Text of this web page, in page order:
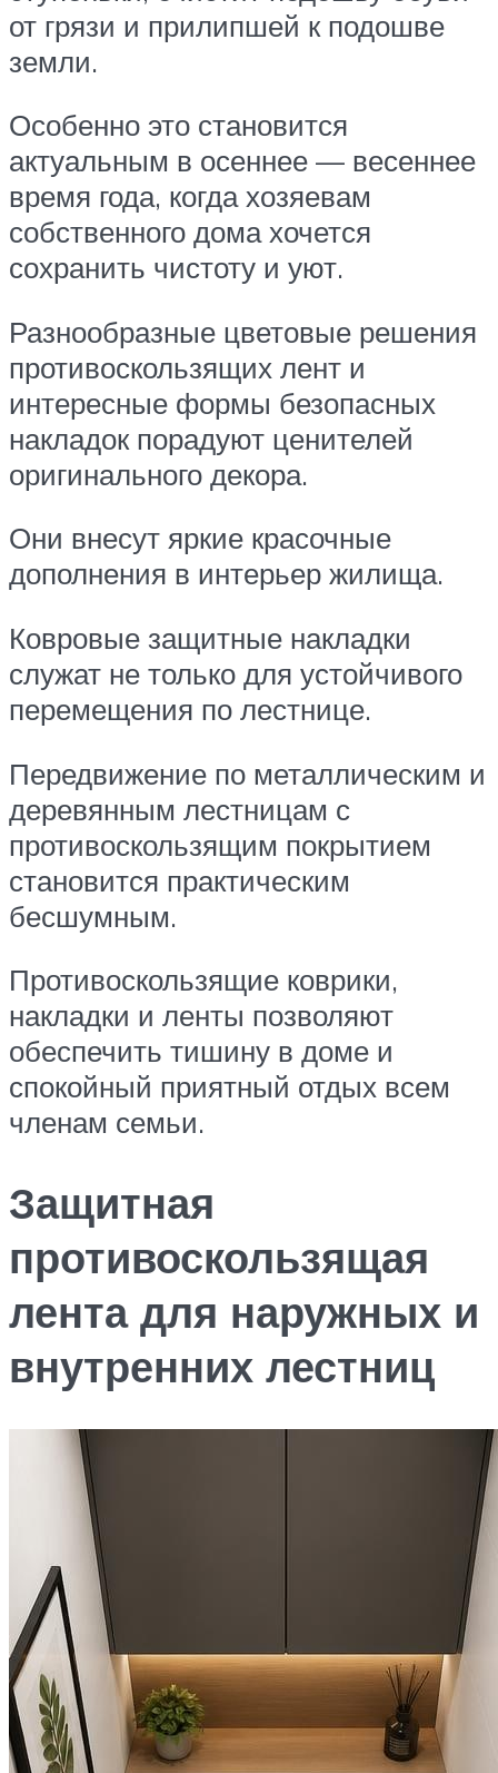
от грязи и прилипшей к подошве
земли.
Особенно это становится
актуальным в осеннее — весеннее
время года, когда хозяевам
собственного дома хочется
сохранить чистоту и уют.
Разнообразные цветовые решения
противоскользящих лент и
интересные формы безопасных
накладок порадуют ценителей
оригинального декора.
Они внесут яркие красочные
дополнения в интерьер жилища.
Ковровые защитные накладки
служат не только для устойчивого
перемещения по лестнице.
Передвижение по металлическим и
деревянным лестницам с
противоскользящим покрытием
становится практическим
бесшумным.
Противоскользящие коврики,
накладки и ленты позволяют
обеспечить тишину в доме и
спокойный приятный отдых всем
членам семьи.
Защитная
противоскользящая
лента для наружных и
внутренних лестниц